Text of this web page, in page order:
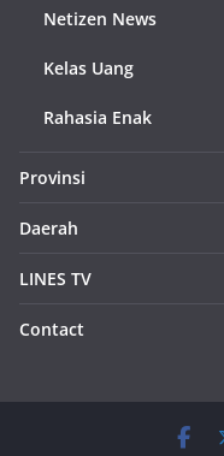
Netizen News
Kelas Uang
Rahasia Enak
Provinsi
Daerah
LINES TV
Contact